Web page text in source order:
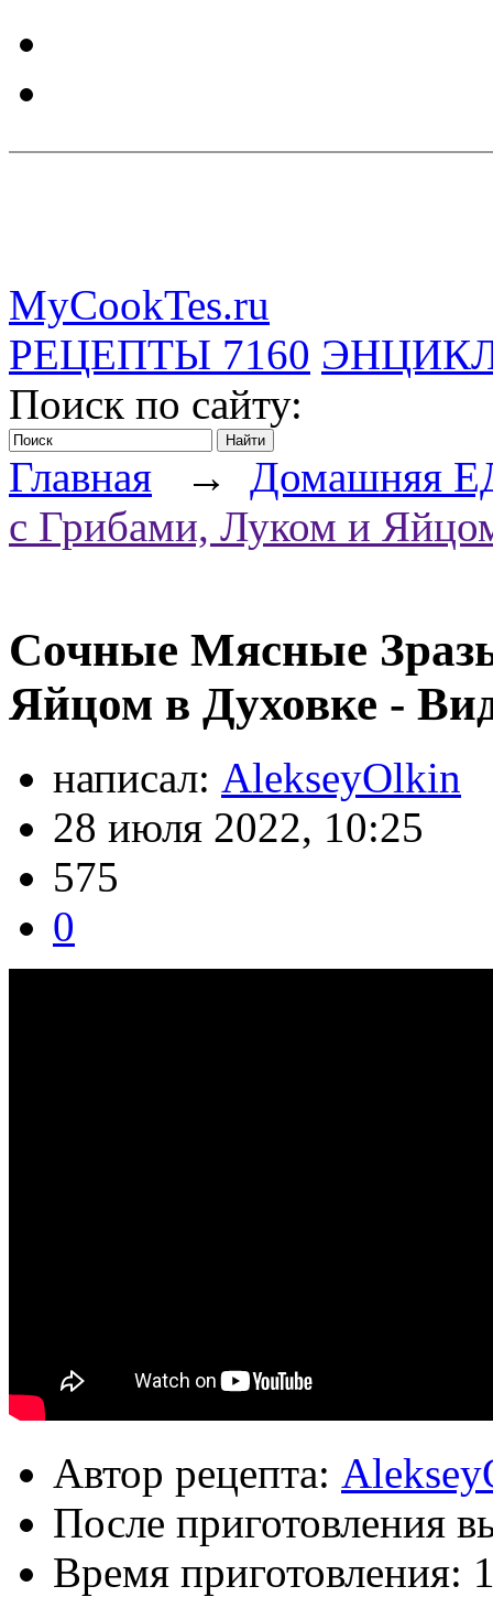
MyCookTes.ru
РЕЦЕПТЫ 7160
Поиск по сайту:
Главная → Домашняя
с Грибами, Луком и
Сочные Мясные
Яйцом в Духовке -
написал: AlekseyOlkin
28 июля 2022, 10:25
575
0
Автор рецепта:
После приготовления
Время приготовления: